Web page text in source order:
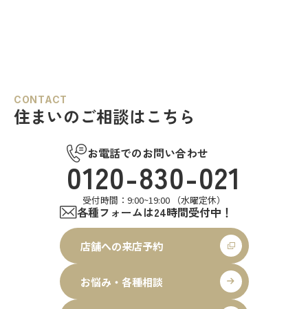
CONTACT
住まいのご相談はこちら
お電話でのお問い合わせ
0120-830-021
受付時間：9:00~19:00 （水曜定休）
各種フォームは24時間受付中！
店舗への来店予約
お悩み・各種相談